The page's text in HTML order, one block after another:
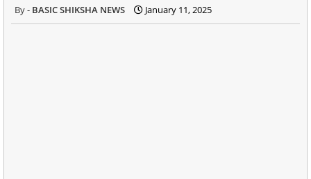
BASIC SHIKSHA NEWS January 11, 2025